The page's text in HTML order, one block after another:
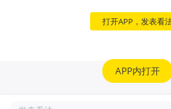
打开APP，发表看
APP内打开